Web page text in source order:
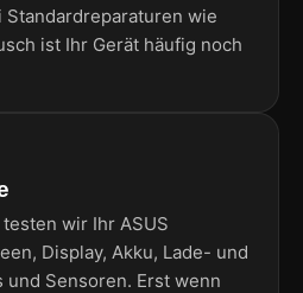
Standardreparaturen wie
ist Ihr Gerät häufig noch
wir Ihr ASUS
Display, Akku, Lade- und
und Sensoren. Erst wenn